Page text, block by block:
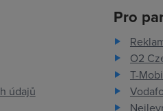
údajů
Pro
O2
T-